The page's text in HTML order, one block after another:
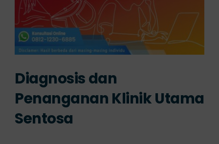
Diagnosis dan
Penanganan Klinik Utama
Sentosa